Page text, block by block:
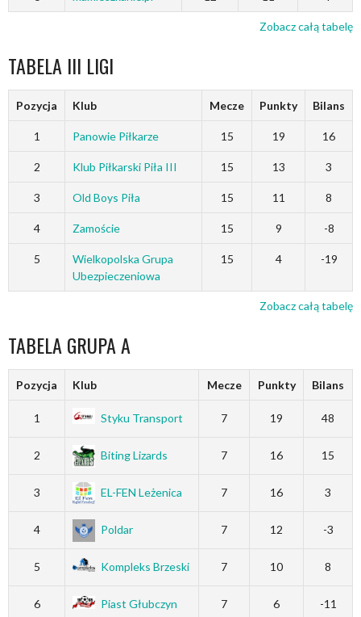
Zobacz całą tabelę
TABELA III LIGI
Pozycja Klub Mecze Punkty Bilans
1 Panowie Piłkarze 15 19 16
2 Klub Piłkarski Piła III 15 13 3
3 Old Boys Piła 15 11 8
4 Zamoście 15 9 -8
5
Wielkopolska Grupa
Ubezpieczeniowa
15 4 -19
Zobacz całą tabelę
TABELA GRUPA A
Pozycja Klub Mecze Punkty Bilans
1 Styku Transport 7 19 48
2 Biting Lizards 7 16 15
3 EL-FEN Leżenica 7 16 3
4 Poldar 7 12 -3
5 Kompleks Brzeski 7 10 8
6 Piast Głubczyn 7 6 -11